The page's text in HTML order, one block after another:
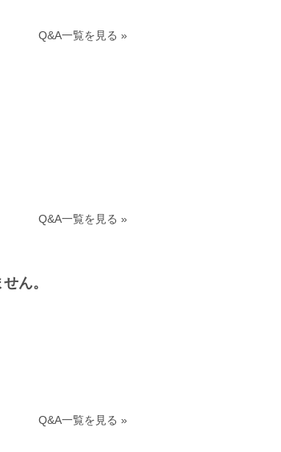
Q&A一覧を見る »
Q&A一覧を見る »
ん。
Q&A一覧を見る »